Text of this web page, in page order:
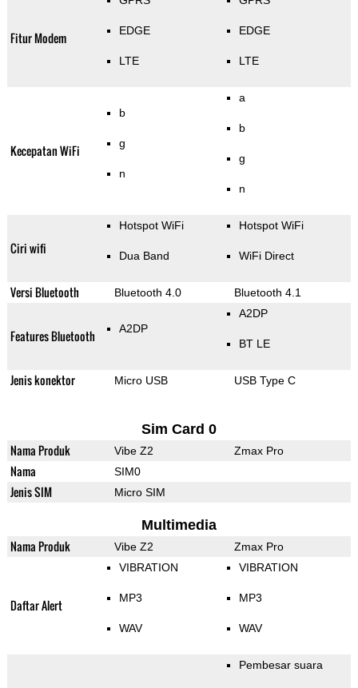
Fitur Modem EDGE
LTE
EDGE
LTE
Kecepatan WiFi
b
g
n
a
b
g
n
Ciri wifi
Hotspot WiFi
Dua Band
Hotspot WiFi
WiFi Direct
Versi Bluetooth Bluetooth 4.0 Bluetooth 4.1
Features Bluetooth A2DP
A2DP
BT LE
Jenis konektor Micro USB USB Type C
Sim Card 0
Nama Produk Vibe Z2 Zmax Pro
Nama SIM0
Jenis SIM Micro SIM
Multimedia
Nama Produk Vibe Z2 Zmax Pro
Daftar Alert
VIBRATION
MP3
WAV
VIBRATION
MP3
WAV
Pembesar suara